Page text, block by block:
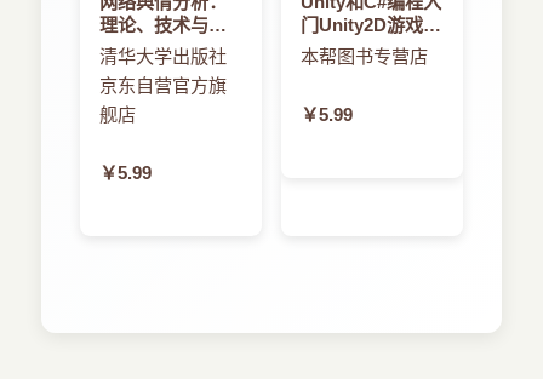
理论、技术与应
用
清华大学出版社
京东自营官方旗
舰店
￥5.99
门Unity2D游戏开
发
本帮图书专营店
￥5.99